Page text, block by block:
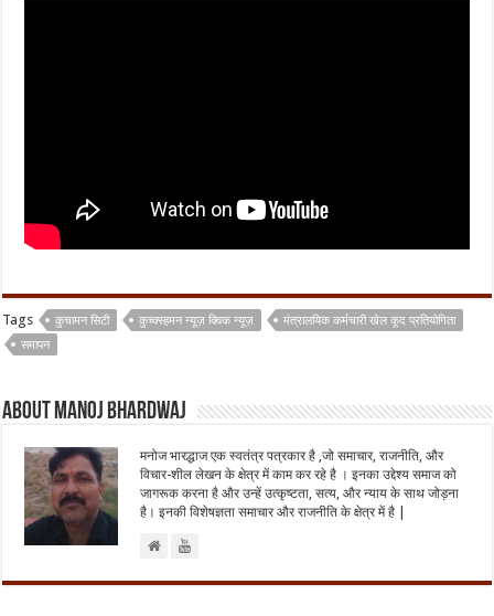
Tags कुचामन सिटी कुच्क्स्हमन न्यूज़ क्विक न्यूज़
मंत्रालयिक कर्मचारी खेल कूद प्रतियोगिता
समापन
About Manoj Bhardwaj
मनोज भारद्धाज एक स्वतंत्र पत्रकार है ,जो समाचार, राजनीति, और
विचार-शील लेखन के क्षेत्र में काम कर रहे है । इनका उद्देश्य समाज को
जागरूक करना है और उन्हें उत्कृष्टता, सत्य, और न्याय के साथ जोड़ना
है। इनकी विशेषज्ञता समाचार और राजनीति के क्षेत्र में है |